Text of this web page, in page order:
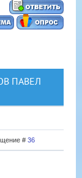
ПАВЕЛ
# 36